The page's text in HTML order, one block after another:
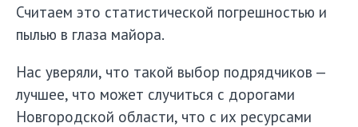
Считаем это статистической погрешностью и
пылью в глаза майора.
Нас уверяли, что такой выбор подрядчиков —
лучшее, что может случиться с дорогами
Новгородской области, что с их ресурсами